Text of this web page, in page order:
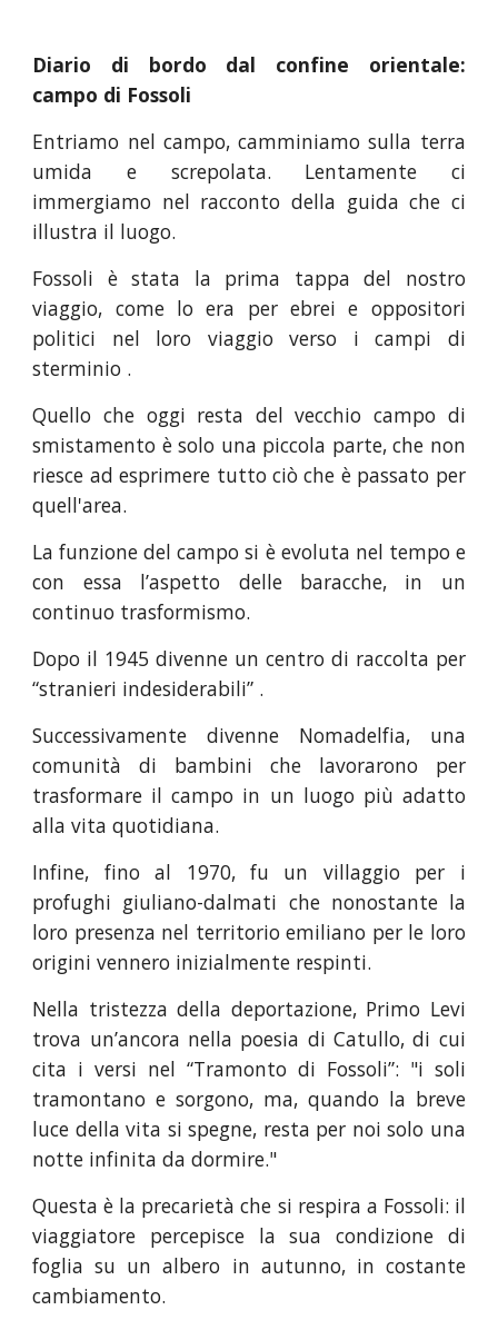
Diario di bordo dal confine orientale:
campo di Fossoli
Entriamo nel campo, camminiamo sulla terra
umida e screpolata. Lentamente ci
immergiamo nel racconto della guida che ci
illustra il luogo.
Fossoli è stata la prima tappa del nostro
viaggio, come lo era per ebrei e oppositori
politici nel loro viaggio verso i campi di
sterminio .
Quello che oggi resta del vecchio campo di
smistamento è solo una piccola parte, che non
riesce ad esprimere tutto ciò che è passato per
quell'area.
La funzione del campo si è evoluta nel tempo e
con essa l’aspetto delle baracche, in un
continuo trasformismo.
Dopo il 1945 divenne un centro di raccolta per
“stranieri indesiderabili” .
Successivamente divenne Nomadelfia, una
comunità di bambini che lavorarono per
trasformare il campo in un luogo più adatto
alla vita quotidiana.
Infine, fino al 1970, fu un villaggio per i
profughi giuliano-dalmati che nonostante la
loro presenza nel territorio emiliano per le loro
origini vennero inizialmente respinti.
Nella tristezza della deportazione, Primo Levi
trova un’ancora nella poesia di Catullo, di cui
cita i versi nel “Tramonto di Fossoli”: "i soli
tramontano e sorgono, ma, quando la breve
luce della vita si spegne, resta per noi solo una
notte infinita da dormire."
Questa è la precarietà che si respira a Fossoli: il
viaggiatore percepisce la sua condizione di
foglia su un albero in autunno, in costante
cambiamento.